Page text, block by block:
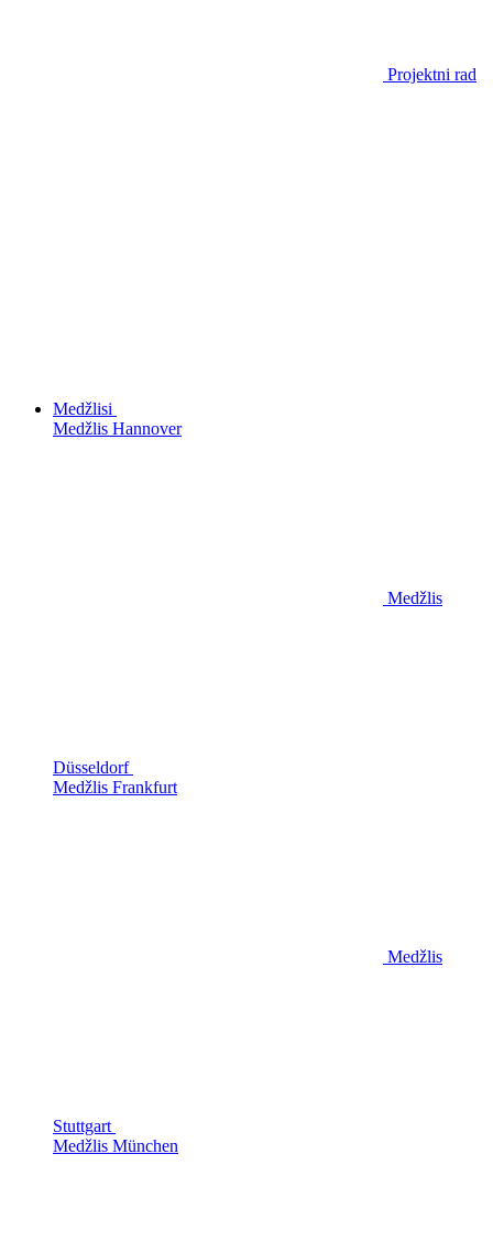
Projektni rad
Medžlisi
Medžlis Hannover
Medžlis
Düsseldorf
Medžlis Frankfurt
Medžlis
Stuttgart
Medžlis München